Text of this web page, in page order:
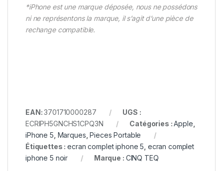
*iPhone est une marque déposée, nous ne possédons
ni ne représentons la marque, il s’agit d’une pièce de
rechange compatible.
EAN:3701710000287
UGS :
ECRIPH5GNCHS1CPQ3N
Catégories :Apple
iPhone 5 Marques ,Pieces Portable
Étiquettes :ecran complet iphone 5 ecran complet
iphone 5 noir
Marque : CINQ TEQ